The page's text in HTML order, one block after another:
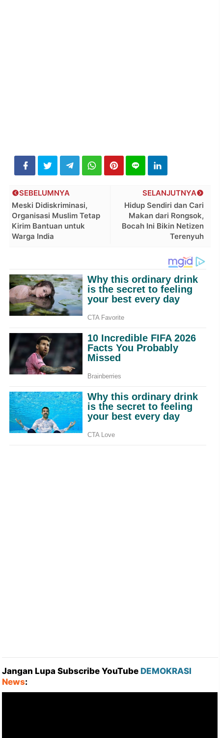
SELANJUTNYA
Hidup Sendiri dan Cari
Makan dari Rongsok,
Bocah Ini Bikin Netizen
Terenyuh
SEBELUMNYA
Meski Didiskriminasi,
Organisasi Muslim Tetap
Kirim Bantuan untuk
Warga India
Jangan Lupa Subscribe YouTube DEMOKRASI
News: